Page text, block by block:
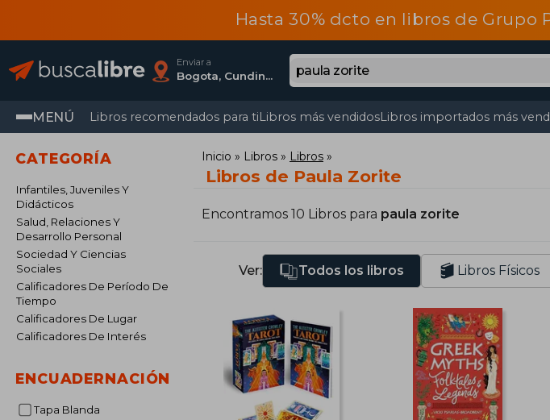
Hasta 30% dcto en libros de
Enviar a
Bogota, Cundinamarca
MENÚ Libros recomendados para tiLibros más vendidosLibros importados más
CATEGORÍA
Infantiles, Juveniles Y
Didácticos
Salud, Relaciones Y
Desarrollo Personal
Sociedad Y Ciencias
Sociales
Calificadores De Período De
Tiempo
Calificadores De Lugar
Calificadores De Interés
ENCUADERNACIÓN
Tapa Blanda
Inicio Libros Libros
Libros de Paula Zorite
Encontramos 10 Libros para paula zorite
Ver: Todos los libros Libros Físicos